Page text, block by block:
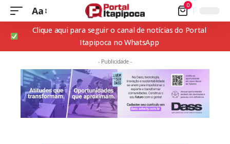
Aa 0
Clique aqui para seguir o canal de notícias do Portal
Itapipoca no WhatsApp
- Publicidade -